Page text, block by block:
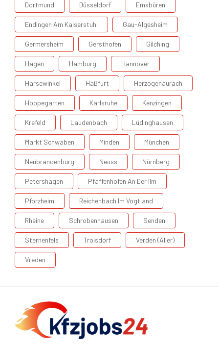
Dortmund Düsseldorf Emsbüren
Endingen Am Kaiserstuhl Gau-Algesheim
Germersheim Gersthofen Gilching
Hagen Hamburg Hannover
Harsewinkel Haßfurt Herzogenaurach
Hoppegarten Karlsruhe Kenzingen
Krefeld Laudenbach Lüdinghausen
Markt Schwaben Minden München
Neubrandenburg Neuss Nürnberg
Petershagen Pfaffenhofen An Der Ilm
Pforzheim Reichenbach Im Vogtland
Rheine Schrobenhausen Senden
Sternenfels Troisdorf Verden (Aller)
Vreden